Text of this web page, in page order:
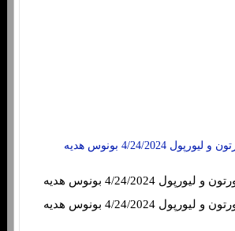
4/24/2024 بونوس هدیه
شرط بندی بازی اورتون و لیورپول 4/24/2024 بونوس هدیه
شرط بندی بازی اورتون و لیورپول 4/24/2024 بونوس هدیه